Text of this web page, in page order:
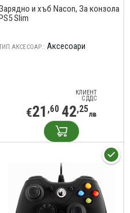
и хъб Nacon, За конзола
Slim
АКСЕСОАР.: Аксесоари
КЛИЕНТ
С ДДС
€21 ,60 42,25лв